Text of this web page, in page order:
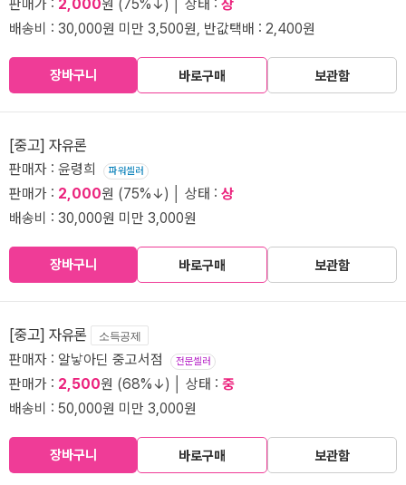
판매가 : 2,000원 (75%↓) │ 상태 : 상
배송비 : 30,000원 미만 3,500원, 반값택배 : 2,400원
장바구니 바로구매 보관함
[중고] 자유론
판매자 : 윤령희 파워셀러
판매가 : 2,000원 (75%↓) │ 상태 : 상
배송비 : 30,000원 미만 3,000원
장바구니 바로구매 보관함
[중고] 자유론 소득공제
판매자 : 알낳아딘 중고서점 전문셀러
판매가 : 2,500원 (68%↓) │ 상태 : 중
배송비 : 50,000원 미만 3,000원
장바구니 바로구매 보관함